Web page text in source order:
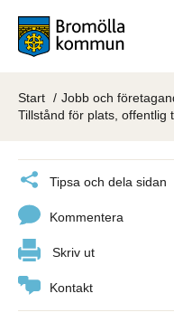
Start Jobb och
Tillstånd för plats, offentlig
Tipsa och dela sidan
Kommentera
Skriv ut
Kontakt